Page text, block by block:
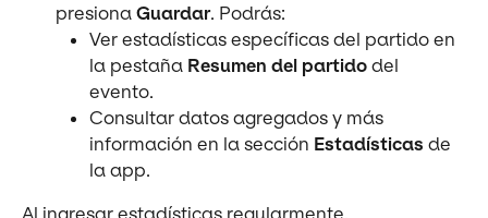
presiona Guardar. Podrás:
Ver estadísticas específicas del partido en
la pestaña Resumen del partido del
evento.
Consultar datos agregados y más
información en la sección Estadísticas de
la app.
Al ingresar estadísticas regularmente,